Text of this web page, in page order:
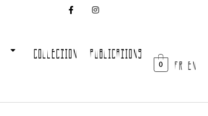
COLLECTION PUBLICATIONS
0 FR EN